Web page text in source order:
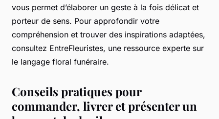
vous permet d’élaborer un geste à la fois délicat et
porteur de sens. Pour approfondir votre
compréhension et trouver des inspirations adaptées,
consultez EntreFleuristes, une ressource experte sur
le langage floral funéraire.
Conseils pratiques pour
commander, livrer et présenter un